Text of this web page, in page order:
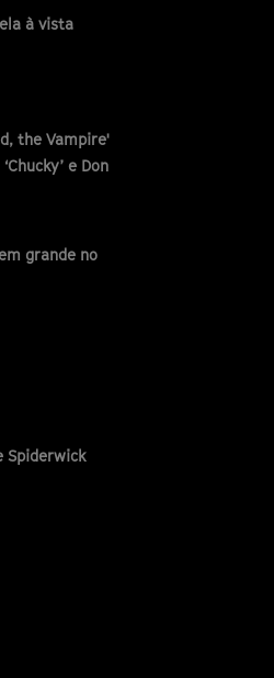
à vista
the Vampire'
e Don
grande no
Spiderwick